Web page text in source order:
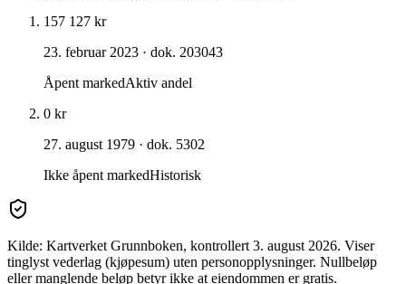
157 127 kr
23. februar 2023 · dok. 203043
Åpent markedAktiv andel
0 kr
27. august 1979 · dok. 5302
Ikke åpent markedHistorisk
Kilde: Kartverket Grunnboken, kontrollert 3. august 2026. Viser
tinglyst vederlag (kjøpesum) uten personopplysninger. Nullbeløp
eller manglende beløp betyr ikke at eiendommen er gratis.